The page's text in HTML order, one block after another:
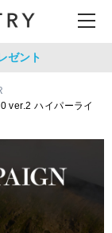
ゼント
ver.2 ハイパーライ